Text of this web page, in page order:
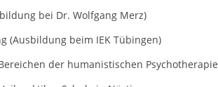
bei Dr. Wolfgang Merz)
(Ausbildung beim IEK Tübingen)
der humanistischen Psychotherapie